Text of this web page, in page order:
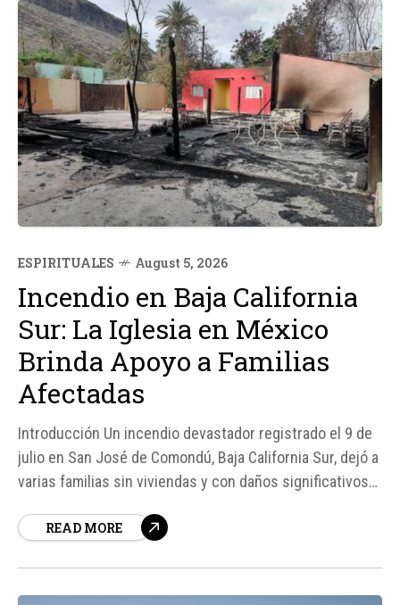
ESPIRITUALES August 5, 2026
Incendio en Baja California
Sur: La Iglesia en México
Brinda Apoyo a Familias
Afectadas
Introducción Un incendio devastador registrado el 9 de
julio en San José de Comondú, Baja California Sur, dejó a
varias familias sin viviendas y con daños significativos
Iglesia en México, ha venido en ayuda de estas familias,
READ MORE